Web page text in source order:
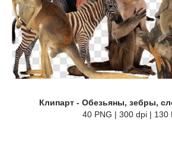
Клипарт - Обезьяны, зебры,
40 PNG | 300 dpi | 130